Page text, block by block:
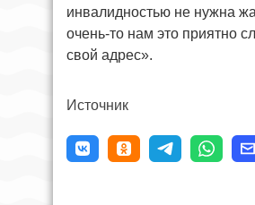
инвалидностью не нужна
очень-то нам это приятно
свой адрес».
Источник